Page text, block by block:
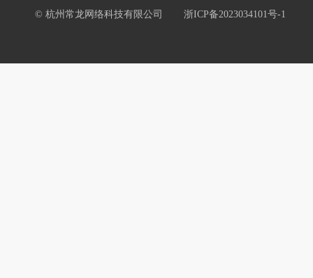
© 杭州常龙网络科技有限公司 浙ICP备2023034101号-1